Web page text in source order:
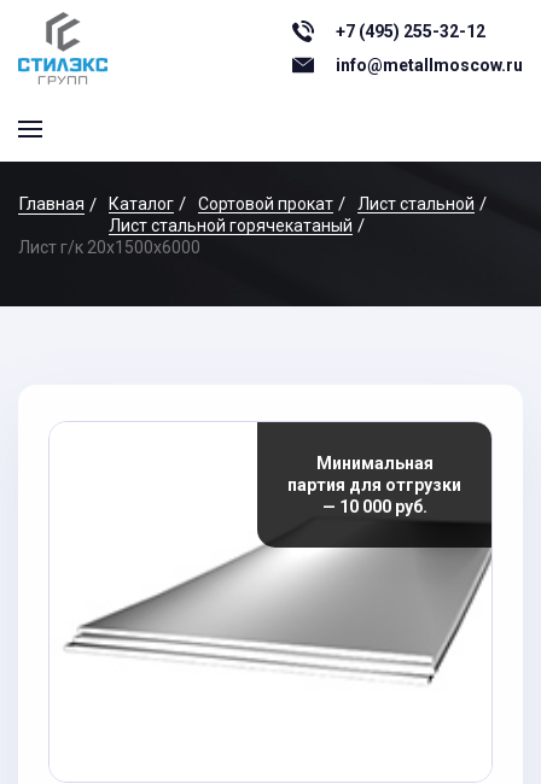
+7 (495) 255-32-12
info@metallmoscow.ru
Главная Каталог Сортовой прокат
Лист стальной
Лист стальной горячекатаный
Лист г/к 20x1500x6000
Минимальная
партия для отгрузки
— 10 000 руб.